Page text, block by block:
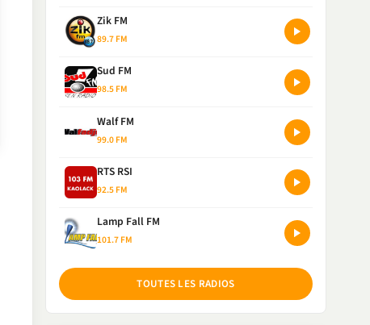
Zik FM
89.7 FM
Sud FM
98.5 FM
Walf FM
99.0 FM
RTS RSI
92.5 FM
Lamp Fall FM
101.7 FM
TOUTES LES RADIOS